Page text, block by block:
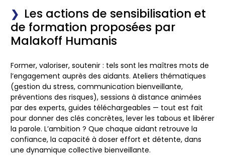
Les actions de sensibilisation et
de formation proposées par
Malakoff Humanis
Former, valoriser, soutenir : tels sont les maîtres mots de
l’engagement auprès des aidants. Ateliers thématiques
(gestion du stress, communication bienveillante,
préventions des risques), sessions à distance animées
par des experts, guides téléchargeables — tout est fait
pour donner des clés concrètes, lever les tabous et libérer
la parole. L’ambition ? Que chaque aidant retrouve la
confiance, la capacité à doser effort et détente, dans
une dynamique collective bienveillante.